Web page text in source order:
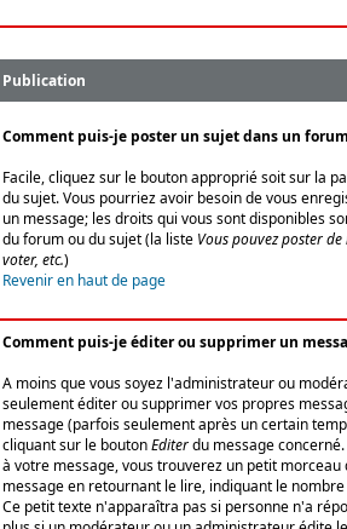
Publication
Comment puis-je poster un sujet dans un
Facile, cliquez sur le bouton approprié soit sur la
du sujet. Vous pourriez avoir besoin de vous
un message; les droits qui vous sont disponibles
du forum ou du sujet (la liste Vous pouvez poster
voter, etc.)
Revenir en haut de page
Comment puis-je éditer ou supprimer un
A moins que vous soyez l'administrateur ou
seulement éditer ou supprimer vos propres
message (parfois seulement après un certain
cliquant sur le boutonEditerdu message
à votre message, vous trouverez un petit
message en retournant le lire, indiquant le
Ce petit texte n'apparaîtra pas si personne n'a